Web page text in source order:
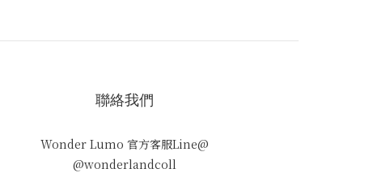
聯絡我們
Wonder Lumo 官方客服Line@
@wonderlandcoll